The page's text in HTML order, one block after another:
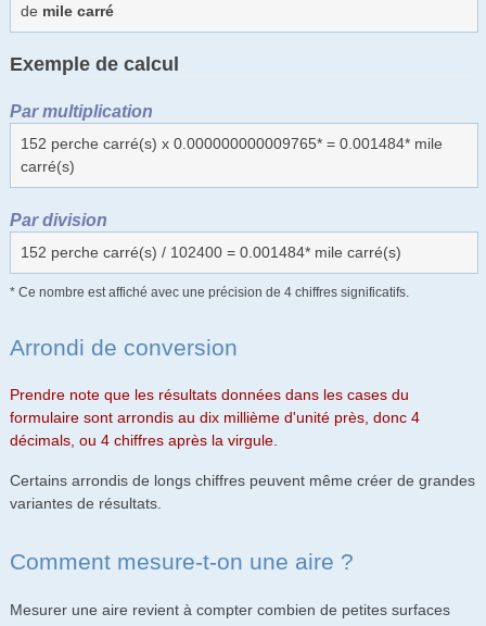
de mile carré
Exemple de calcul
Par multiplication
152 perche carré(s) x 0.000000000009765* = 0.001484* mile
carré(s)
Par division
152 perche carré(s) / 102400 = 0.001484* mile carré(s)
* Ce nombre est affiché avec une précision de 4 chiffres significatifs.
Arrondi de conversion
Prendre note que les résultats données dans les cases du
formulaire sont arrondis au dix millième d'unité près, donc 4
décimals, ou 4 chiffres après la virgule.
Certains arrondis de longs chiffres peuvent même créer de grandes
variantes de résultats.
Comment mesure-t-on une aire ?
Mesurer une aire revient à compter combien de petites surfaces